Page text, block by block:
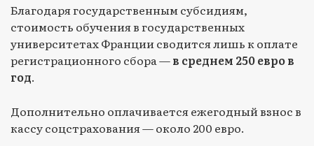
Благодаря государственным субсидиям,
стоимость обучения в государственных
университетах Франции сводится лишь к оплате
регистрационного сбора —в среднем 250 евро в
год.
Дополнительно оплачивается ежегодный взнос в
кассу соцстрахования — около 200 евро.